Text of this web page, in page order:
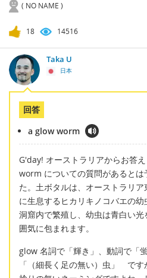
( NO NAME )
18 14516
Taka U
日本
回答
a glow worm
G'day! オーストラリアからお答
worm についての質問があるとは
た。土ボタルは、オーストラリ
に生息するヒカリキノコバエの幼
洞窟内で繁殖し、幼虫は青白い
囲気に包まれます。
glow 名詞で「輝き」、動詞で「
「（細長く足の無い）虫」 で